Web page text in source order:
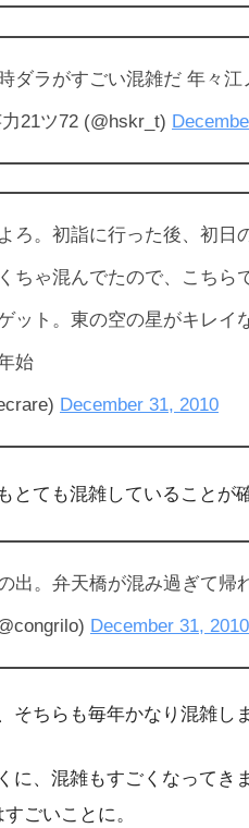
ダラがすごい混雑だ 年々
21ツ72 (@hskr_t)
ろ。初詣に行った後、初日
ちゃ混んでたので、こちら
ット。東の空の星がキレイ
始
December 31, 2010
とても混雑していることが
出。弁天橋が混み過ぎて帰
December 31, 2010
そちらも毎年かなり混雑し
に、混雑もすごくなってきま
ごいことに。